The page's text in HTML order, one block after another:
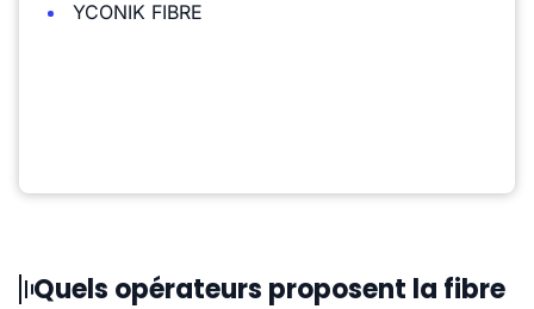
YCONIK FIBRE
Quels opérateurs proposent la fibre